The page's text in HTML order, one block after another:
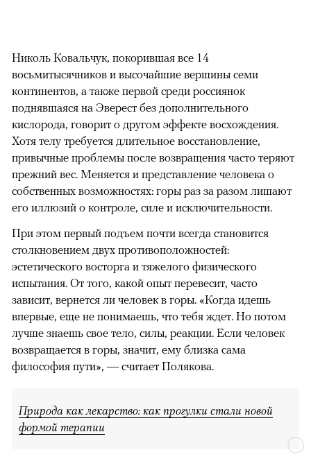
Николь Ковальчук, покорившая все 14
восьмитысячников и высочайшие вершины семи
континентов, а также первой среди россиянок
поднявшаяся на Эверест без дополнительного
кислорода, говорит о другом эффекте восхождения.
Хотя телу требуется длительное восстановление,
привычные проблемы после возвращения часто теряют
прежний вес. Меняется и представление человека о
собственных возможностях: горы раз за разом лишают
его иллюзий о контроле, силе и исключительности.
При этом первый подъем почти всегда становится
столкновением двух противоположностей:
эстетического восторга и тяжелого физического
испытания. От того, какой опыт перевесит, часто
зависит, вернется ли человек в горы. «Когда идешь
впервые, еще не понимаешь, что тебя ждет. Но потом
лучше знаешь свое тело, силы, реакции. Если человек
возвращается в горы, значит, ему близка сама
философия пути», — считает Полякова.
Природа как лекарство: как прогулки стали новой
формой терапии